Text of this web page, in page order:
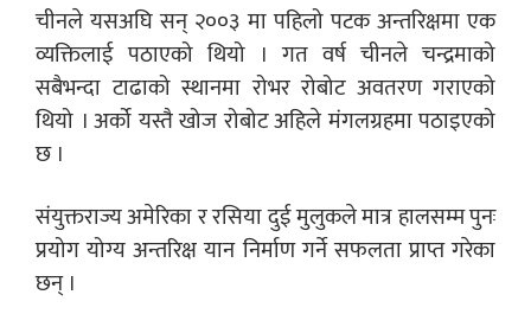
चीनले यसअघि सन् २००३ मा पहिलो पटक अन्तरिक्षमा एक
व्यक्तिलाई पठाएको थियो । गत वर्ष चीनले चन्द्रमाको
सबैभन्दा टाढाको स्थानमा रोभर रोबोट अवतरण गराएको
थियो । अर्को यस्तै खोज रोबोट अहिले मंगलग्रहमा पठाइएको
छ ।
संयुक्तराज्य अमेरिका र रसिया दुई मुलुकले मात्र हालसम्म पुनः
प्रयोग योग्य अन्तरिक्ष यान निर्माण गर्ने सफलता प्राप्त गरेका
छन् ।